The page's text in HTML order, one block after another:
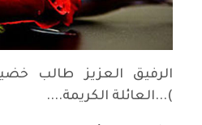
الرفيق العزيز طالب
)...العائلة الكريمة....